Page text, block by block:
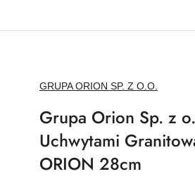
NAZWA
PRODUCENTA:
GRUPA ORION SP. Z O.O.
Grupa Orion Sp. z
Uchwytami
ORION 28cm